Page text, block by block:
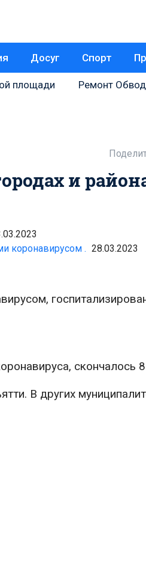
Досуг Спорт
площади Ремонт
и
коронавирусом . 28.03.2023
скончалось
В других